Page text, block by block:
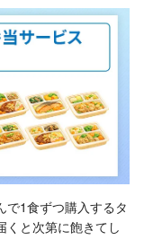
で1食ずつ購入するタ
くと次第に飽きてし